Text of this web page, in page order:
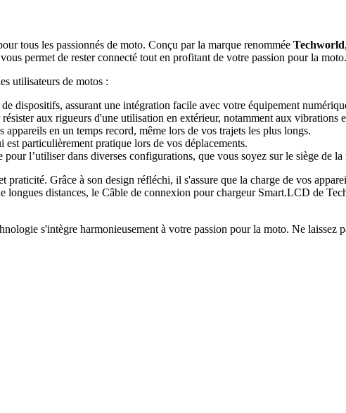
tous les passionnés de moto. Conçu par la marque renommée Techworld
permet de rester connecté tout en profitant de votre passion pour la moto.
utilisateurs de motos :
dispositifs, assurant une intégration facile avec votre équipement
aux rigueurs d'une utilisation en extérieur, notamment aux vibrations
en un temps record, même lors de vos trajets les plus longs.
particulièrement pratique lors de vos déplacements.
l’utiliser dans diverses configurations, que vous soyez sur le siège de la
Grâce à son design réfléchi, il s'assure que la charge de vos
longues distances, le Câble de connexion pour chargeur Smart.LCD de
s'intègre harmonieusement à votre passion pour la moto. Ne laissez